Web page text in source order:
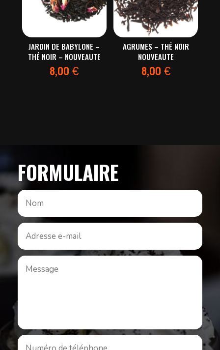
JARDIN DE BABYLONE –
THÉ NOIR – NOUVEAUTE
8,00€
AGRUMES – THÉ NOIR
NOUVEAUTE
8,00€
FORMULAIRE